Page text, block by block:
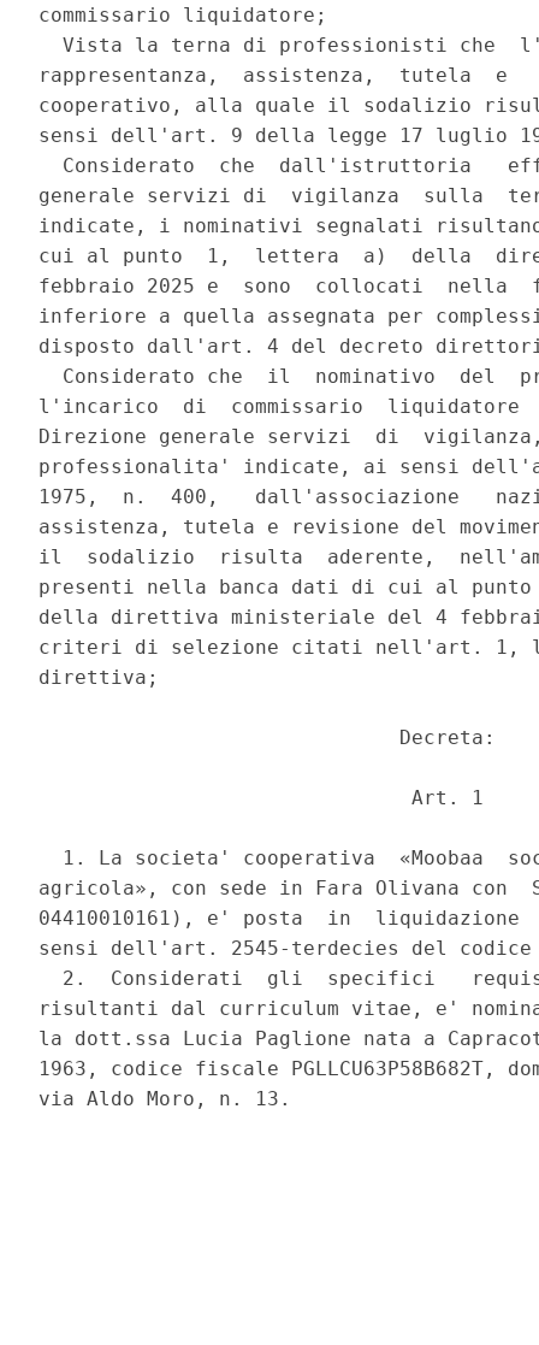
commissario liquidatore;
Vista la terna di professionisti che
rappresentanza,  assistenza,  tutela  e
cooperativo, alla quale il sodalizio
sensi dell'art. 9 della legge 17 luglio
Considerato  che  dall'istruttoria
generale servizi di  vigilanza  sulla
indicate, i nominativi segnalati
cui al punto  1,  lettera  a)  della
febbraio 2025 e  sono  collocati  nella
inferiore a quella assegnata per
disposto dall'art. 4 del decreto
Considerato che  il  nominativo  del
l'incarico  di  commissario
Direzione generale servizi  di
professionalita' indicate, ai sensi
1975,  n.  400,   dall'associazione
assistenza, tutela e revisione del
il  sodalizio  risulta  aderente,
presenti nella banca dati di cui al
della direttiva ministeriale del 4
criteri di selezione citati nell'art. 1,
direttiva;
                              Decreta:
                               Art. 1
1. La societa' cooperativa  «Moobaa
agricola», con sede in Fara Olivana con
04410010161), e' posta  in
sensi dell'art. 2545-terdecies del
2.  Considerati  gli  specifici
risultanti dal curriculum vitae, e'
la dott.ssa Lucia Paglione nata a
1963, codice fiscale